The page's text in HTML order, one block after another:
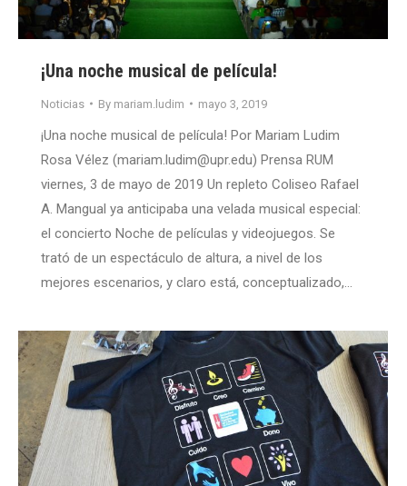
¡Una noche musical de película!
Noticias By mariam.ludim mayo 3, 2019
¡Una noche musical de película! Por Mariam Ludim
Rosa Vélez (mariam.ludim@upr.edu) Prensa RUM
viernes, 3 de mayo de 2019 Un repleto Coliseo Rafael
A. Mangual ya anticipaba una velada musical especial:
el concierto Noche de películas y videojuegos. Se
trató de un espectáculo de altura, a nivel de los
mejores escenarios, y claro está, conceptualizado,…